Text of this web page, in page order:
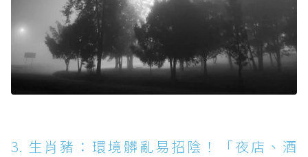
3. 生肖豬：環境髒亂易招陰！「夜店、酒